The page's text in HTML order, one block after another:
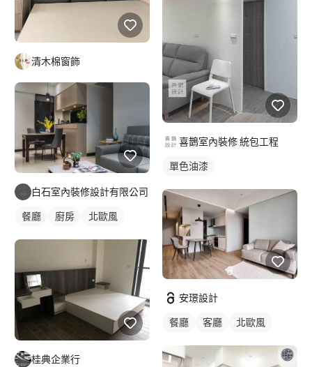
清木棉窗飾
白石室內裝修設計有限公司
餐廳 廚房 北歐風
桂典企業行
喜鵲室內裝修 統包工程
單色油漆
安璟設計
餐廳 客廳 北歐風